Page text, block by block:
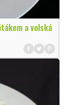
a volská